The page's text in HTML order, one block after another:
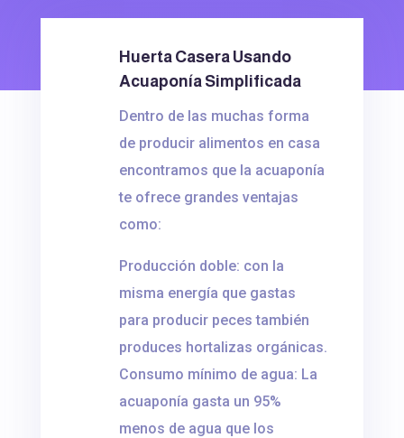
Huerta Casera Usando
Acuaponía Simplificada
Dentro de las muchas forma
de producir alimentos en casa
encontramos que la acuaponía
te ofrece grandes ventajas
como:
Producción doble: con la
misma energía que gastas
para producir peces también
produces hortalizas orgánicas.
Consumo mínimo de agua: La
acuaponía gasta un 95%
menos de agua que los